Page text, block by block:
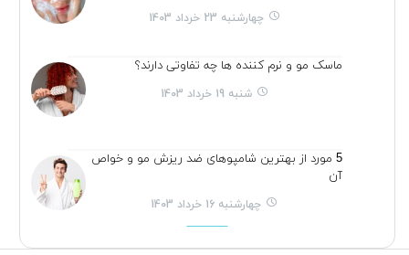
چهارشنبه 23 خرداد 1403
ماسک مو و نرم کننده ها چه تفاوتی دارند؟
شنبه 19 خرداد 1403
5 مورد از بهترین شامپوهای ضد ریزش مو و خواص
آن
چهارشنبه 16 خرداد 1403